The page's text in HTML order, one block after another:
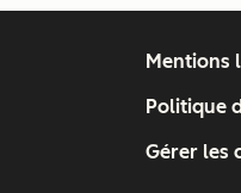
Mentions
Politique
Gérer les